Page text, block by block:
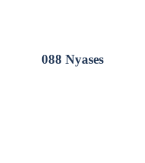
088 Nyases